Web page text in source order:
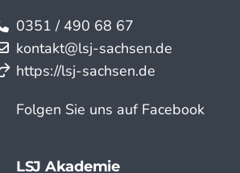
0351 / 490 68 67
kontakt@lsj-sachsen.de
https://lsj-sachsen.de
Folgen Sie uns auf Facebook
LSJ Akademie